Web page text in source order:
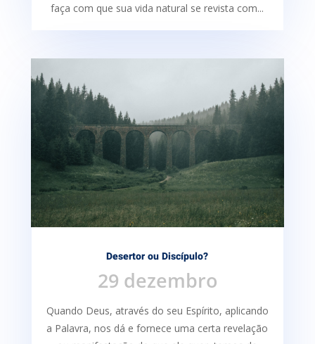
faça com que sua vida natural se revista com...
Desertor ou Discípulo?
29 dezembro
Quando Deus, através do seu Espírito, aplicando
a Palavra, nos dá e fornece uma certa re­velação